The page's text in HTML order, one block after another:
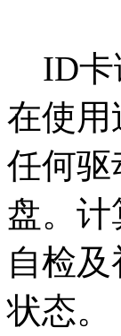
ID卡
在使用
任何驱
盘。计
自检
状态。